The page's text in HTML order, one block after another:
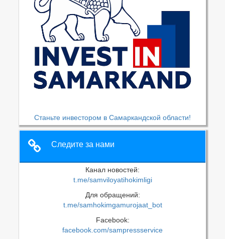
Станьте инвестором в Самаркандской области!
Следите за нами
Канал новостей:
t.me/samviloyatihokimligi
Для обращений:
t.me/samhokimgamurojaat_bot
Facebook:
facebook.com/sampressservice